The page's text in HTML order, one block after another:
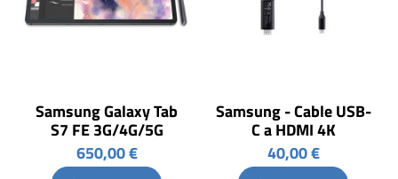
Samsung Galaxy Tab
S7 FE 3G/4G/5G
650,00 €
Samsung - Cable USB-
C a HDMI 4K
40,00 €